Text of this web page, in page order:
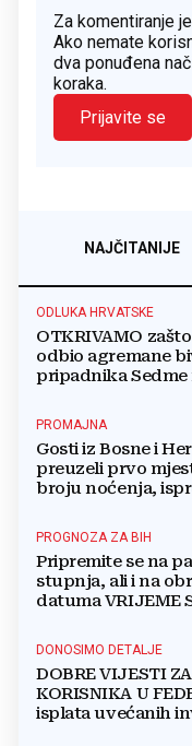
Za komentiranje
Ako nemate
dva ponuđena
koraka.
Prijavite se
NAJČITANIJE
ODLUKA HRVATSKE
OTKRIVAMO
odbio agremane
pripadnika
PROMAJNA
Gosti iz Bosne i
preuzeli prvo
broju noćenja,
PROGNOZA ZA BIH
Pripremite se na
stupnja, ali i na
datuma VRIJEME
DONOSIMO DETALJE
DOBRE VIJESTI
KORISNIKA U
isplata uvećanih